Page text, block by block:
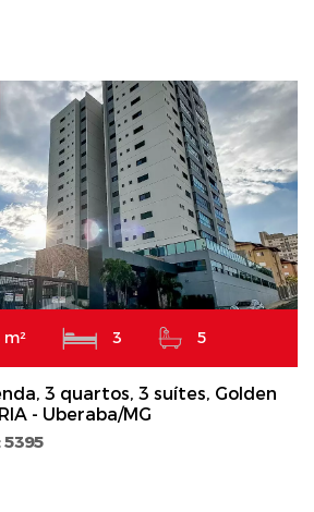
3 5
3 quartos, 3 suítes, Golden
- Uberaba/MG